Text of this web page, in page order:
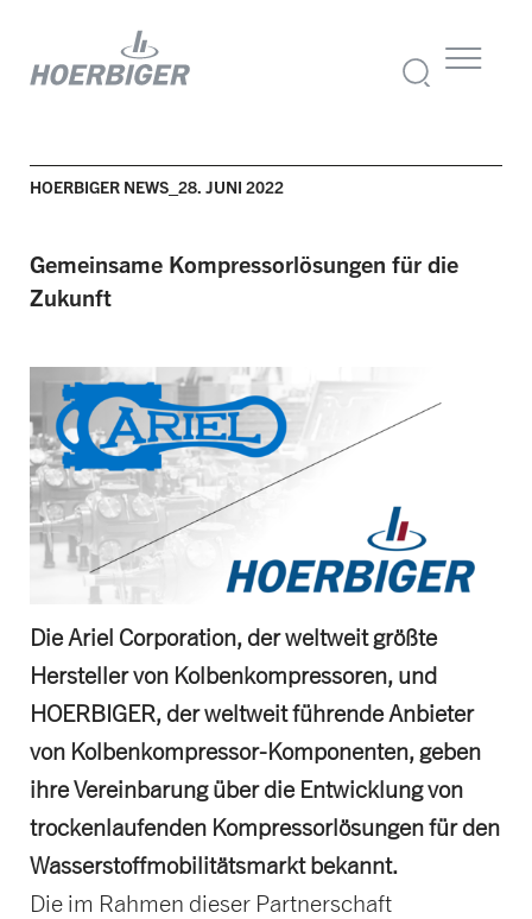
HOERBIGER NEWS_28. JUNI 2022
Gemeinsame Kompressor­lösungen für die
Zukunft
Die Ariel Corporation, der weltweit größte
Hersteller von Kolbenkompressoren, und
HOERBIGER, der weltweit führende Anbieter
von Kolbenkompressor-Komponenten, geben
ihre Vereinbarung über die Entwicklung von
trockenlaufenden Kompressorlösungen für den
Wasserstoffmobilitätsmarkt bekannt.
Die im Rahmen dieser Partnerschaft